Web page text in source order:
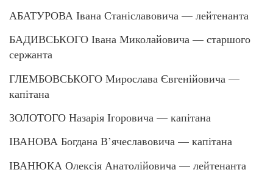
АБАТУРОВА Івана Станіславовича — лейтенанта
БАДИВСЬКОГО Івана Миколайовича — старшого
сержанта
ГЛЕМБОВСЬКОГО Мирослава Євгенійовича —
капітана
ЗОЛОТОГО Назарія Ігоровича — капітана
ІВАНОВА Богдана В’ячеславовича — капітана
ІВАНЮКА Олексія Анатолійовича — лейтенанта